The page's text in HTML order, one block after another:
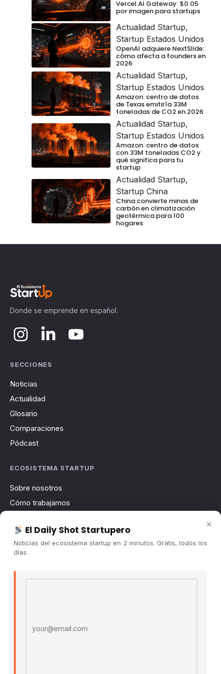
Vercel AI Gateway: $0.05
por imagen para startups
Actualidad Startup,
Startup Estados Unidos
OpenAI adquiere NextSlide:
cómo afecta a founders en
2026
Actualidad Startup,
Startup Estados Unidos
Amazon: centro de datos
de Texas emitiría 33M
toneladas de CO2 en 2026
Actualidad Startup,
Startup Estados Unidos
Amazon: centro de datos
con 33M toneladas CO2 y
qué significa para tu
startup
Actualidad Startup,
Startup China
China convierte minas de
carbón en climatización
geotérmica para 100
hogares
Donde se emprende en español.
SECCIONES
Noticias
Actualidad
Glosario
Comparaciones
Pódcast
ECOSISTEMA STARTUP
Sobre nosotros
Cómo trabajamos
Contacto
Publicidad
×
El Daily Shot Startupero
Noticias del ecosistema startup en 2 minutos. Gratis, todos los
días.